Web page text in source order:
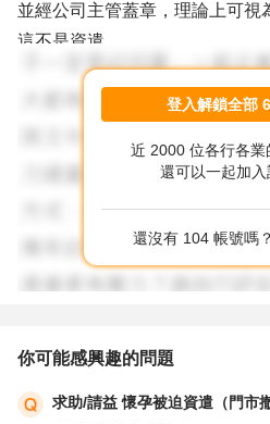
並經公司主管蓋章，理論上可視
這不是資遣。
5 不過，這並不等同於資遣，資
約，離職單上的標示可能影響您
6 如果確定離職，建議您確認離
時保留好文件作為未來可能的法
7 最後，祝福您能夠在未來找到
登入解鎖全部 6
近 2000 位各行各
還可以一起加入
還沒有 104 帳號嗎？
你可能感興趣的問題
求助/請益 懷孕被迫資遣（門市撤